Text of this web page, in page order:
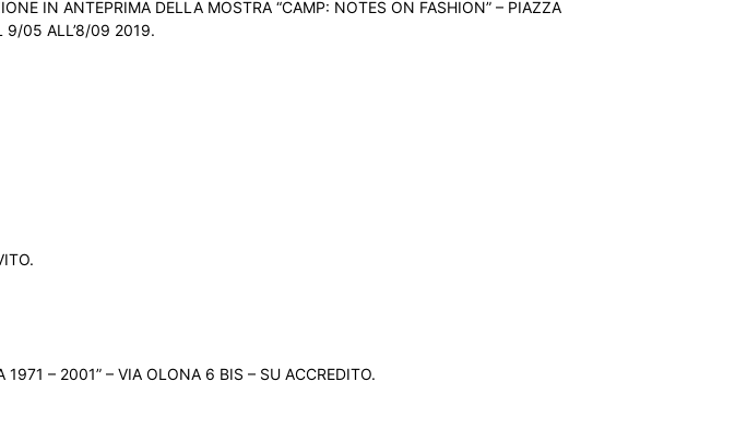
IN ANTEPRIMA DELLA MOSTRA “CAMP: NOTES ON FASHION” – PIAZZA
9/05 ALL’8/09 2019.
1971 – 2001” – VIA OLONA 6 BIS – SU ACCREDITO.